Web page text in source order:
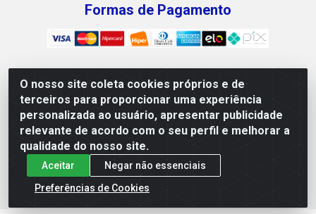
O nosso site coleta cookies próprios e de
terceiros para proporcionar uma experiência
personalizada ao usuário, apresentar publicidade
relevante de acordo com o seu perfil e melhorar a
qualidade do nosso site.
Aceitar
Negar não essenciais
Preferências de Cookies
Formas de Pagamento
Mix Alimentos LTDA - Quadra Asr Ne 55 (412 Norte), Alameda
02, S/N - Plano Diretor Norte, Palmas/TO - CEP 77.006-540 -
CNPJ 05.922.500/0001-02